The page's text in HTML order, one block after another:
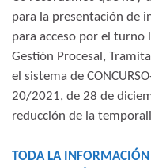
para la presentación de
para acceso por el turno
Gestión Procesal,
el sistema de
20/2021, de 28 de
reducción de la
TODA LA INFORMACIÓN